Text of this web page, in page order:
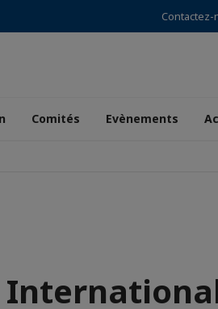
Contactez-
Comités Evènements